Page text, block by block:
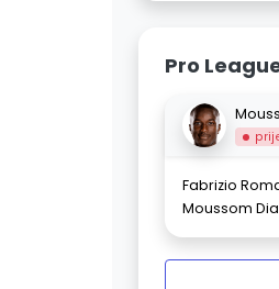
Pro
Fabrizio
Moussom